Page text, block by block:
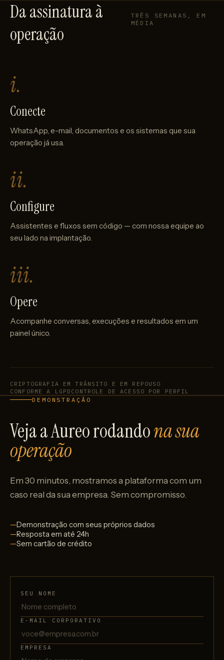
Da assinatura à
operação
TRÊS SEMANAS, EM
MÉDIA
i.
Conecte
WhatsApp, e-mail, documentos e os sistemas que sua
operação já usa.
ii.
Configure
Assistentes e fluxos sem código — com nossa equipe ao
seu lado na implantação.
iii.
Opere
Acompanhe conversas, execuções e resultados em um
painel único.
CRIPTOGRAFIA EM TRÂNSITO E EM REPOUSO
CONFORME A LGPD CONTROLE DE ACESSO POR PERFIL
DEMONSTRAÇÃO
Veja a Aureo rodandona sua
operação
Em 30 minutos, mostramos a plataforma com um
caso real da sua empresa. Sem compromisso.
Demonstração com seus próprios dados
Resposta em até 24h
Sem cartão de crédito
SEU NOME
E-MAIL CORPORATIVO
EMPRESA